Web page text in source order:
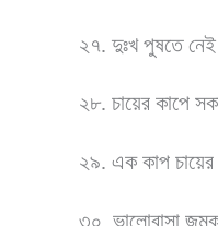
২৭. দুঃখ পুষতে
২৮. চায়ের কাপে
২৯. এক কাপ
৩০. ভালোবাসা